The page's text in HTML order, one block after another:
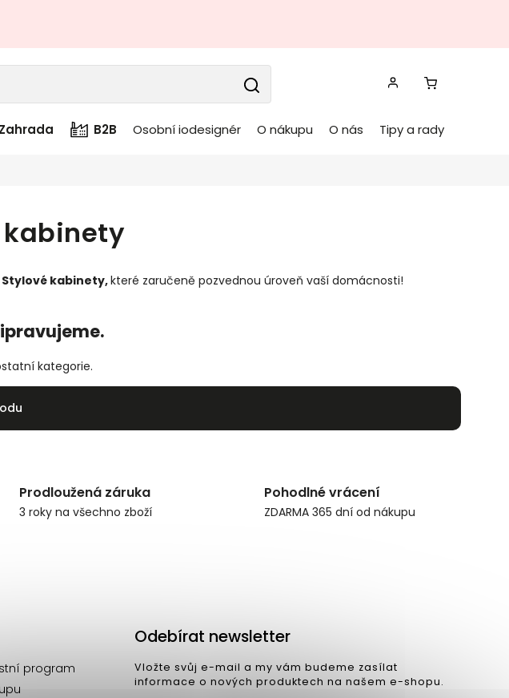
Zahrada B2B Osobní iodesignér O nákupu O nás Tipy a rady
Stylové kabinety,které zaručeně pozvednou úroveň vaší domácnosti!
kategorie.
Prodloužená záruka
3 roky na všechno zboží
Pohodlné vrácení
ZDARMA 365 dní od nákupu
program
Odebírat newsletter
Vložte svůj e-mail a my vám budeme zasílat
informace o nových produktech na našem e-shopu.